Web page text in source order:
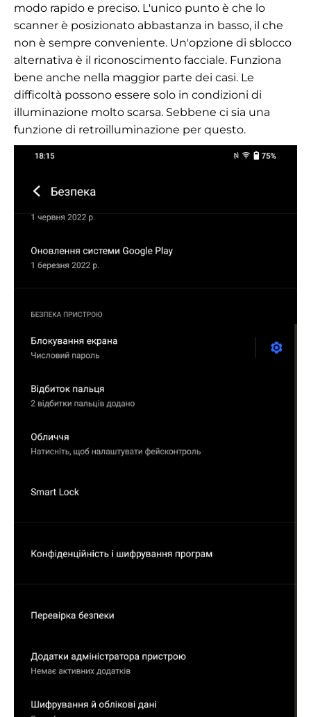
modo rapido e preciso. L'unico punto è che lo
scanner è posizionato abbastanza in basso, il che
non è sempre conveniente. Un'opzione di sblocco
alternativa è il riconoscimento facciale. Funziona
bene anche nella maggior parte dei casi. Le
difficoltà possono essere solo in condizioni di
illuminazione molto scarsa. Sebbene ci sia una
funzione di retroilluminazione per questo.